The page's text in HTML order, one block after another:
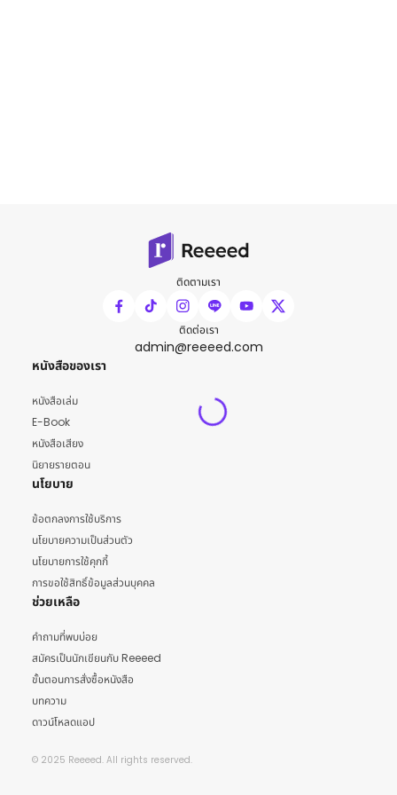
ติดตามเรา
ติดต่อเรา
admin@reeeed.com
หนังสือของเรา
หนังสือเล่ม
E-Book
หนังสือเสียง
นิยายรายตอน
นโยบาย
ข้อตกลงการใช้บริการ
นโยบายความเป็นส่วนตัว
นโยบายการใช้คุกกี้
การขอใช้สิทธิ์ข้อมูลส่วนบุคคล
ช่วยเหลือ
คำถามที่พบบ่อย
สมัครเป็นนักเขียนกับ Reeeed
ขั้นตอนการสั่งซื้อหนังสือ
บทความ
ดาวน์โหลดแอป
© 2025 Reeeed. All rights reserved.